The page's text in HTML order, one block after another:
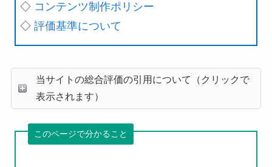
◇ コンテンツ制作ポリシー
◇評価基準について
当サイトの総合評価の引用について（クリックで
表示されます）
このページで分かること